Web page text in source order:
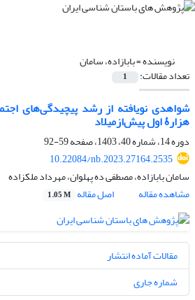
نویسنده =بابازاده، سامان
تعداد مقالات: 1
شواهدی نویافته از رشد پیچیدگی‌های
هزارۀ اول پیش‌از‌میلاد
دوره 14، شماره 40، 1403، صفحه
59-92
10.22084/nb.2023.27164.2535
سامان بابازاده، مصطفی ده پهلوان، مهرداد ملکزاده
مشاهده مقاله
اصل مقاله 1.05 M
مقالات آماده انتشار
شماره جاری